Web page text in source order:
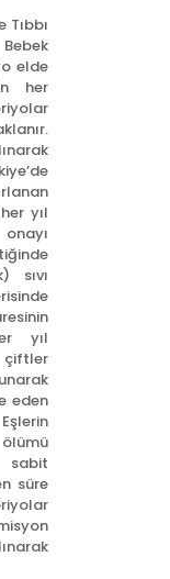
elde
her
yıl
sıvı
yıl
çiftler
eden
sabit
süre